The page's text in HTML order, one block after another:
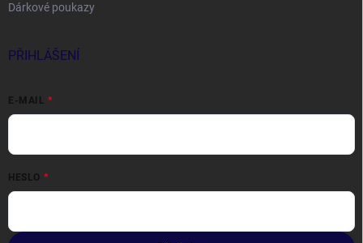
Dárkové poukazy
PŘIHLÁŠENÍ
E-MAIL
HESLO